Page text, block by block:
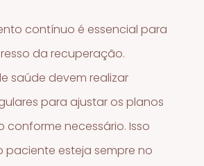
contínuo é essencial para
da recuperação.
saúde devem realizar
para ajustar os planos
conforme necessário. Isso
paciente esteja sempre no